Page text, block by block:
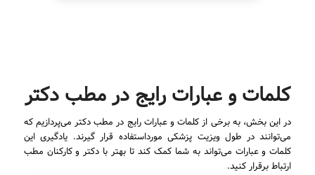
کلمات و عبارات رایج در مطب دکتر
در این بخش، به برخی از کلمات و عبارات رایج در مطب دکتر می‌پردازیم که
می‌توانند در طول ویزیت پزشکی مورداستفاده قرار گیرند. یادگیری این
کلمات و عبارات می‌تواند به شما کمک کند تا بهتر با دکتر و کارکنان مطب
ارتباط برقرار کنید.